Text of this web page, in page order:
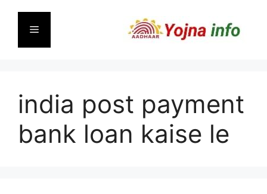
content
Menu
india post payment
bank loan kaise le